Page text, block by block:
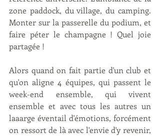
zone paddock, du village, du camping.
Monter sur la passerelle du podium, et
faire péter le champagne ! Quel joie
partagée !
Alors quand on fait partie d'un club et
qu'on aligne 4 équipes, qui passent le
week-end ensemble, qui vivent
ensemble et avec tous les autres un
laaarge éventail d'émotions, forcément
on ressort de là avec l'envie d'y revenir,